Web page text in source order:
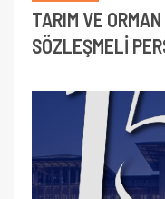
TARIM VE
SÖZLEŞMELİ